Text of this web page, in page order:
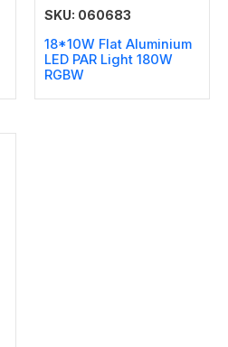
SKU: 060683
18*10W Flat Aluminium
LED PAR Light 180W
RGBW